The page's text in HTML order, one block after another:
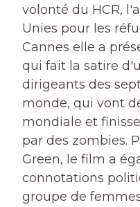
volonté du HCR,
Unies pour les
Cannes elle a
qui fait la satire
dirigeants des
monde, qui vont
mondiale et
par des zombies.
Green, le film a
connotations
groupe de